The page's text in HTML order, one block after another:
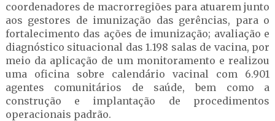
coordenadores de macrorregiões para atuarem junto
aos gestores de imunização das gerências, para o
fortalecimento das ações de imunização; avaliação e
diagnóstico situacional das 1.198 salas de vacina, por
meio da aplicação de um monitoramento e realizou
uma oficina sobre calendário vacinal com 6.901
agentes comunitários de saúde, bem como a
construção e implantação de procedimentos
operacionais padrão.